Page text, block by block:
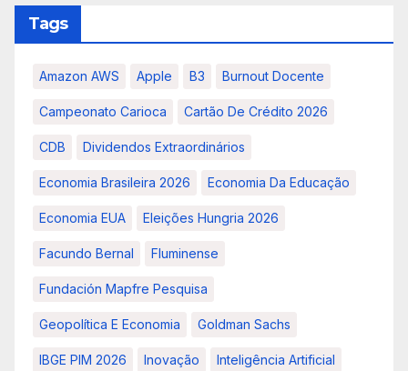
Tags
Amazon AWS Apple B3 Burnout Docente
Campeonato Carioca Cartão De Crédito 2026
CDB Dividendos Extraordinários
Economia Brasileira 2026 Economia Da Educação
Economia EUA Eleições Hungria 2026
Facundo Bernal Fluminense
Fundación Mapfre Pesquisa
Geopolítica E Economia Goldman Sachs
IBGE PIM 2026 Inovação Inteligência Artificial